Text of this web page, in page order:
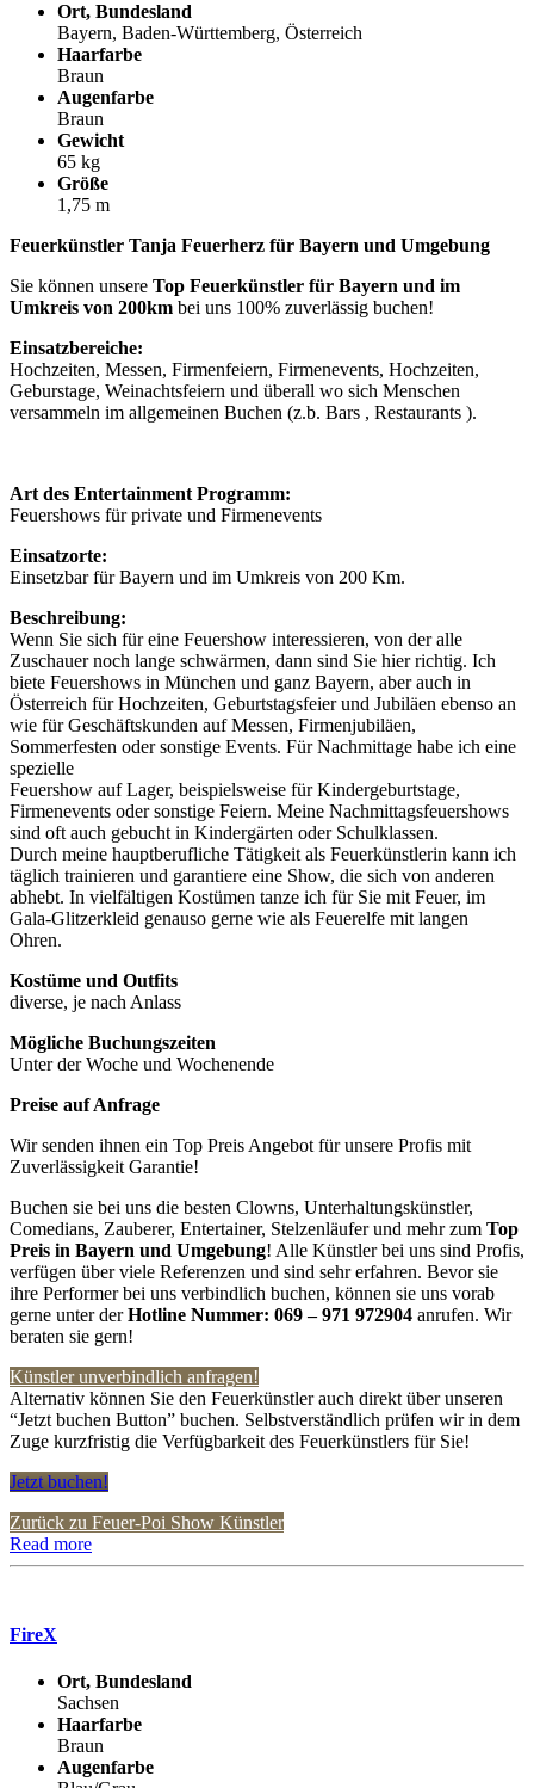
Ort, Bundesland
Bayern, Baden-Württemberg, Österreich
Haarfarbe
Braun
Augenfarbe
Braun
Gewicht
65 kg
Größe
1,75 m
Feuerkünstler Tanja Feuerherz für Bayern und Umgebung
Sie können unsere Top Feuerkünstler für Bayern und im
Umkreis von 200km bei uns 100% zuverlässig buchen!
Einsatzbereiche:
Hochzeiten, Messen, Firmenfeiern, Firmenevents, Hochzeiten,
Geburstage, Weinachtsfeiern und überall wo sich Menschen
versammeln im allgemeinen Buchen (z.b. Bars , Restaurants ).
Art des Entertainment Programm:
Feuershows für private und Firmenevents
Einsatzorte:
Einsetzbar für Bayern und im Umkreis von 200 Km.
Beschreibung:
Wenn Sie sich für eine Feuershow interessieren, von der alle
Zuschauer noch lange schwärmen, dann sind Sie hier richtig. Ich
biete Feuershows in München und ganz Bayern, aber auch in
Österreich für Hochzeiten, Geburtstagsfeier und Jubiläen ebenso an
wie für Geschäftskunden auf Messen, Firmenjubiläen,
Sommerfesten oder sonstige Events. Für Nachmittage habe ich eine
spezielle
Feuershow auf Lager, beispielsweise für Kindergeburtstage,
Firmenevents oder sonstige Feiern. Meine Nachmittagsfeuershows
sind oft auch gebucht in Kindergärten oder Schulklassen.
Durch meine hauptberufliche Tätigkeit als Feuerkünstlerin kann ich
täglich trainieren und garantiere eine Show, die sich von anderen
abhebt. In vielfältigen Kostümen tanze ich für Sie mit Feuer, im
Gala-Glitzerkleid genauso gerne wie als Feuerelfe mit langen
Ohren.
Kostüme und Outfits
diverse, je nach Anlass
Mögliche Buchungszeiten
Unter der Woche und Wochenende
Preise auf Anfrage
Wir senden ihnen ein Top Preis Angebot für unsere Profis mit
Zuverlässigkeit Garantie!
Buchen sie bei uns die besten Clowns, Unterhaltungskünstler,
Comedians, Zauberer, Entertainer, Stelzenläufer und mehr zum Top
Preis in Bayern und Umgebung! Alle Künstler bei uns sind Profis,
verfügen über viele Referenzen und sind sehr erfahren. Bevor sie
ihre Performer bei uns verbindlich buchen, können sie uns vorab
gerne unter derHotline Nummer: 069 – 971 972904 anrufen. Wir
beraten sie gern!
Künstler unverbindlich anfragen!
Alternativ können Sie den Feuerkünstler auch direkt über unseren
“Jetzt buchen Button” buchen. Selbstverständlich prüfen wir in dem
Zuge kurzfristig die Verfügbarkeit des Feuerkünstlers für Sie!
Jetzt buchen!
Zurück zu Feuer-Poi Show Künstler
Read more
FireX
Ort, Bundesland
Sachsen
Haarfarbe
Braun
Augenfarbe